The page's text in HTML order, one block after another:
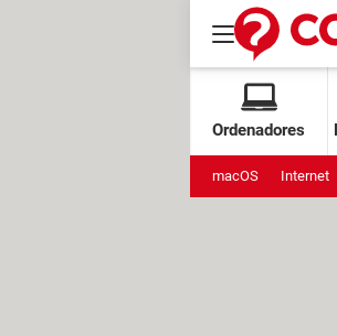
Ordenadores
macOS Internet